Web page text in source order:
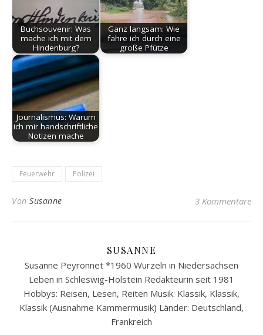
Buchsouvenir: Was
mache ich mit dem
Hindenburg?
Ganz langsam: Wie
fahre ich durch eine
große Pfütze
Journalismus: Warum
ich mir handschriftliche
Notizen mache
Feuerwehr Polizei
Von Susanne 3 Kommentare
SUSANNE
Susanne Peyronnet *1960 Wurzeln in Niedersachsen
Leben in Schleswig-Holstein Redakteurin seit 1981
Hobbys: Reisen, Lesen, Reiten Musik: Klassik, Klassik,
Klassik (Ausnahme Kammermusik) Länder: Deutschland,
Frankreich